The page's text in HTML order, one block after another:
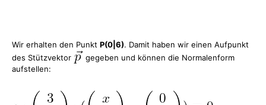
Wir erhalten den Punkt P(0|6). Damit haben wir einen Aufpunkt
des Stützvektor
gegeben und können die Normalenform
aufstellen: